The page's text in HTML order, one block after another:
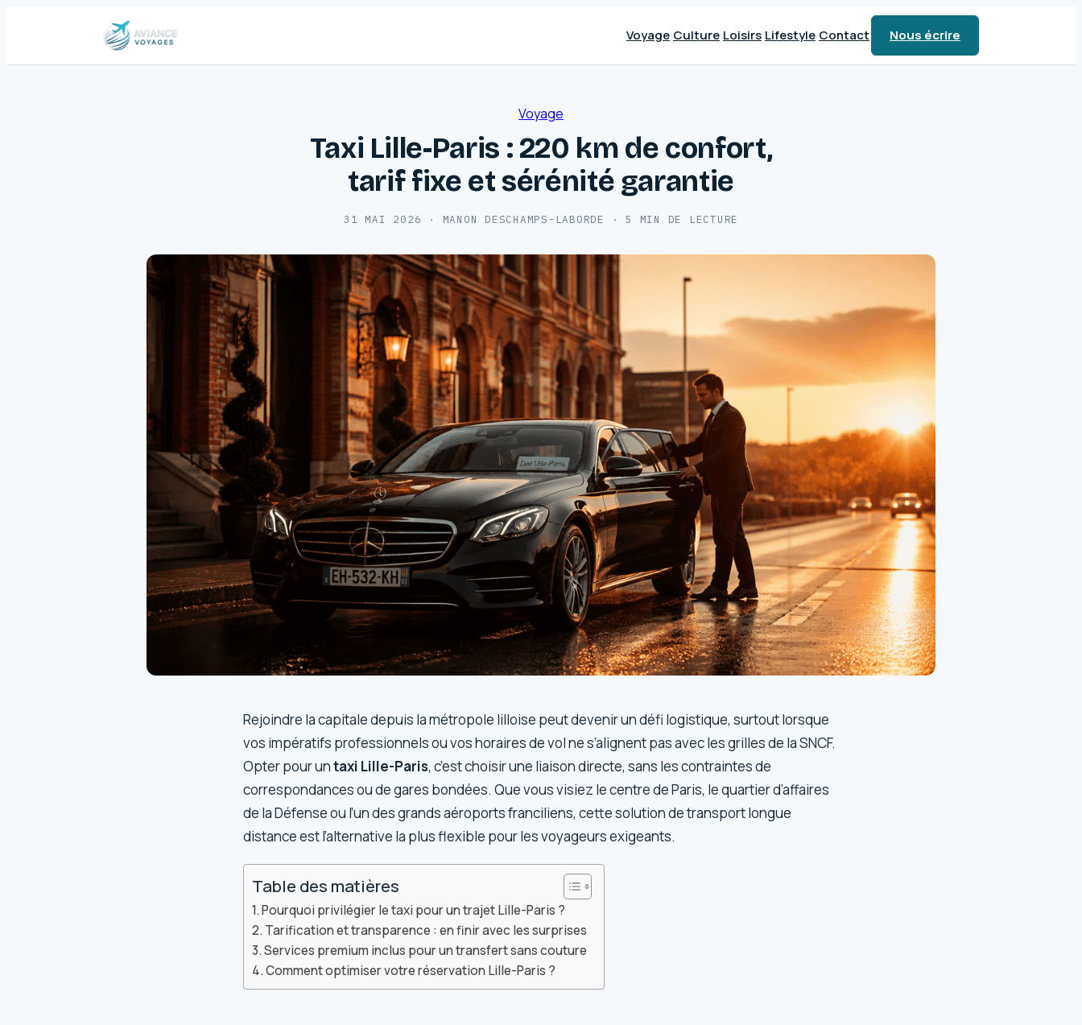
Voyage Culture Loisirs Lifestyle Contact Nous écrire
Voyage
Taxi Lille-Paris : 220 km de confort,
tarif fixe et sérénité garantie
31 MAI 2026 · MANON DESCHAMPS-LABORDE · 5 MIN DE LECTURE
Rejoindre la capitale depuis la métropole lilloise peut devenir un défi logistique, surtout lorsque
vos impératifs professionnels ou vos horaires de vol ne s’alignent pas avec les grilles de la SNCF.
Opter pour untaxi Lille-Paris, c’est choisir une liaison directe, sans les contraintes de
correspondances ou de gares bondées. Que vous visiez le centre de Paris, le quartier d’affaires
de la Défense ou l’un des grands aéroports franciliens, cette solution de transport longue
distance est l’alternative la plus flexible pour les voyageurs exigeants.
Table des matières
Pourquoi privilégier le taxi pour un trajet Lille-Paris ?
Tarification et transparence : en finir avec les surprises
Services premium inclus pour un transfert sans couture
Comment optimiser votre réservation Lille-Paris ?